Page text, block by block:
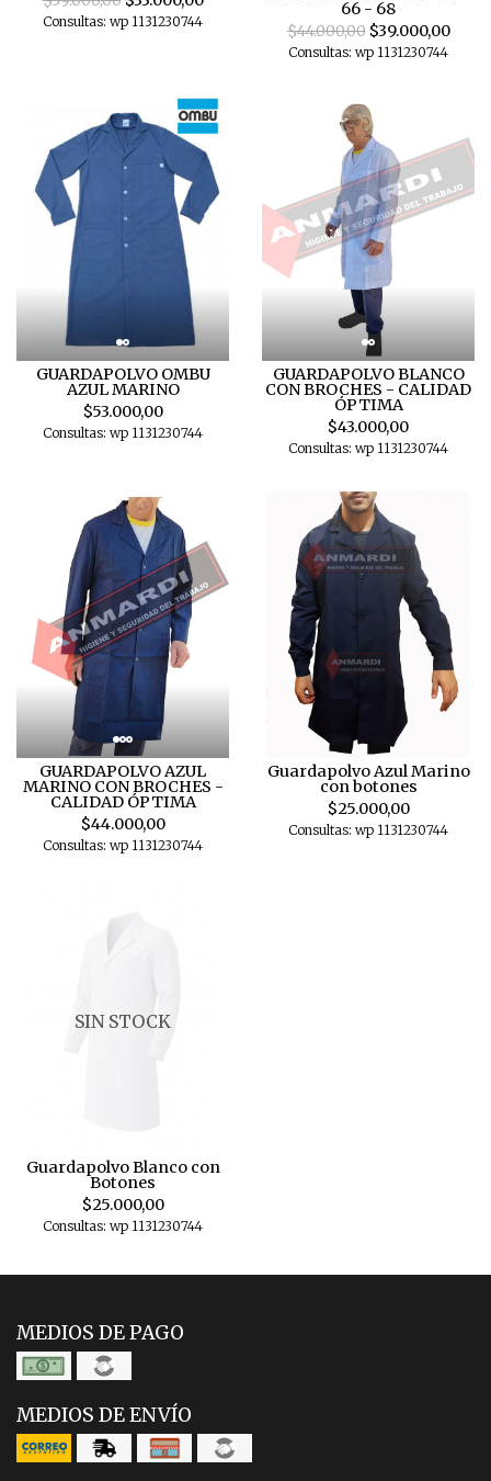
Consultas: wp 1131230744
66 - 68
$44.000,00$39.000,00
Consultas: wp 1131230744
GUARDAPOLVO OMBU
AZUL MARINO
$53.000,00
Consultas: wp 1131230744
GUARDAPOLVO BLANCO
CON BROCHES - CALIDAD
ÓPTIMA
$43.000,00
Consultas: wp 1131230744
GUARDAPOLVO AZUL
MARINO CON BROCHES -
CALIDAD ÓPTIMA
$44.000,00
Consultas: wp 1131230744
Guardapolvo Azul Marino
con botones
$25.000,00
Consultas: wp 1131230744
SIN STOCK
Guardapolvo Blanco con
Botones
$25.000,00
Consultas: wp 1131230744
MEDIOS DE PAGO
MEDIOS DE ENVÍO